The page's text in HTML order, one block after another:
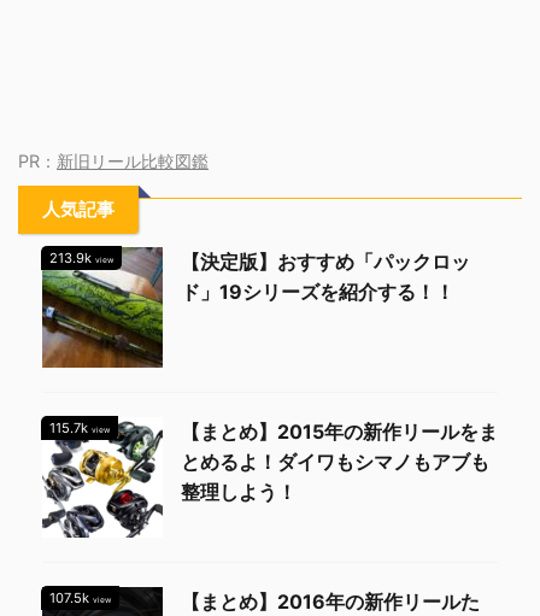
PR： 新旧リール比較図鑑
人気記事
213.9k view
【決定版】おすすめ「パックロッ
ド」19シリーズを紹介する！！
115.7k view
【まとめ】2015年の新作リールをま
とめるよ！ダイワもシマノもアブも
整理しよう！
107.5k view
【まとめ】2016年の新作リールた